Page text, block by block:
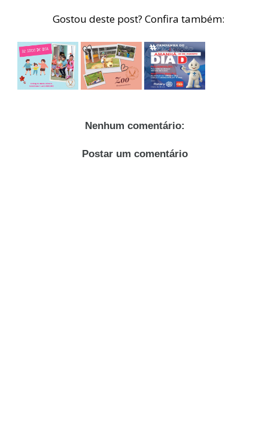
Gostou deste post? Confira também:
Nenhum comentário:
Postar um comentário